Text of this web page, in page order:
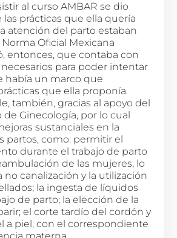
al curso AMBAR se dio
prácticas que ella quería
atención del parto estaban
Oficial Mexicana
entonces, que contaba con
para poder intentar
había un marco que
que ella proponía.
también, gracias al apoyo del
de Ginecología, por lo cual
sustanciales en la
partos, como: permitir el
durante el trabajo de parto
de las mujeres, lo
no canalización y la utilización
la ingesta de líquidos
de parto; la elección de la
el corte tardío del cordón y
a piel, con el correspondiente